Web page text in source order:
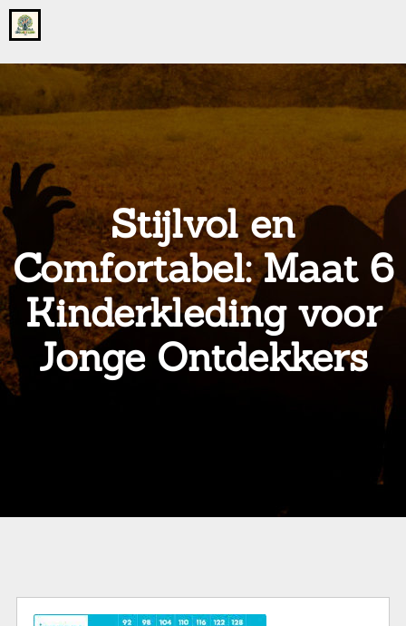
Go
to
home
onsgrotegezin.nl
Stijlvol en
Comfortabel: Maat 6
Kinderkleding voor
Jonge Ontdekkers